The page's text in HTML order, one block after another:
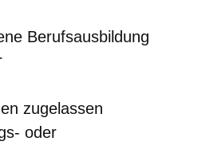
Berufsausbildung
zugelassen
oder